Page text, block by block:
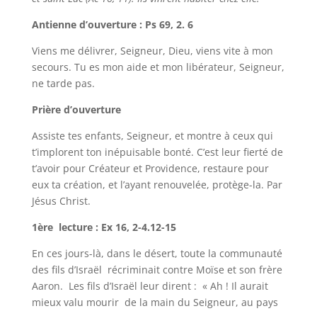
Antienne d’ouverture : Ps 69, 2. 6
Viens me délivrer, Seigneur, Dieu, viens vite à mon
secours. Tu es mon aide et mon libérateur, Seigneur,
ne tarde pas.
Prière d’ouverture
Assiste tes enfants, Seigneur, et montre à ceux qui
t’implorent ton inépuisable bonté. C’est leur fierté de
t’avoir pour Créateur et Providence, restaure pour
eux ta création, et l’ayant renouvelée, protège-la. Par
Jésus Christ.
1ère lecture : Ex 16, 2-4.12-15
En ces jours-là, dans le désert, toute la communauté
des fils d’Israël récriminait contre Moïse et son frère
Aaron. Les fils d’Israël leur dirent : « Ah ! Il aurait
mieux valu mourir de la main du Seigneur, au pays